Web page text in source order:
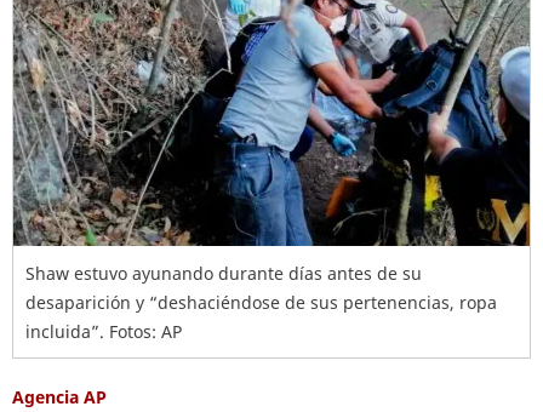
Shaw estuvo ayunando durante días antes de su
desaparición y “deshaciéndose de sus pertenencias, ropa
incluida”. Fotos: AP
Agencia AP